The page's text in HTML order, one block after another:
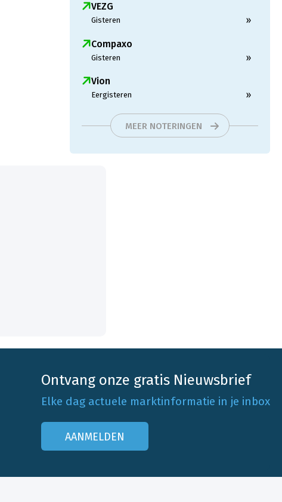
VEZG
Gisteren »
Compaxo
Gisteren »
Vion
Eergisteren »
MEER NOTERINGEN
Ontvang onze gratis Nieuwsbrief
Elke dag actuele marktinformatie in je inbox
AANMELDEN